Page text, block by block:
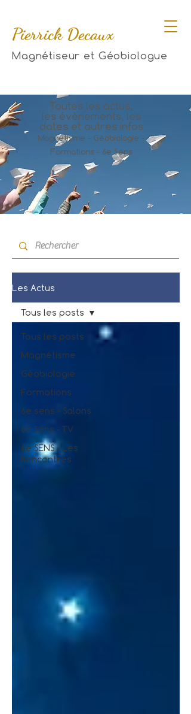
Pierrick Decaux
Magnétiseur et Géobiologue
Toutes les actus,
les évènements, les
dates et autres infos
Magnétisme - Géobiologie -
Formations - 6e Sens
Les Actus
Tous les posts
Magnétisme
Géobiologie
Formations
6e sens - Salons
6e Sens - TV
6e SENS - Les
Rencontres
Tous les posts